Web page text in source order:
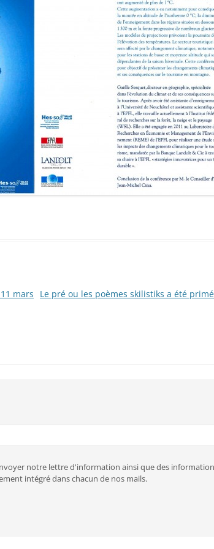
mars
Le pré ou les poèmes skilistiks a été
notre lettre d'information ainsi que des
intégré dans chacun de nos mails.